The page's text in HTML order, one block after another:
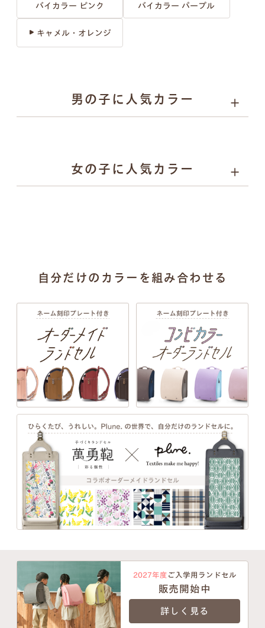
バイカラー ピンク バイカラー パープル
キャメル・オレンジ
男の子に人気カラー
女の子に人気カラー
牛革ハイブリッド リアン
157オールドローズ
牛革ハイブリッド リア
自分だけのカラーを組み合わせる
2027年度 ご入学用ランドセル
販売開始中
詳しく見る